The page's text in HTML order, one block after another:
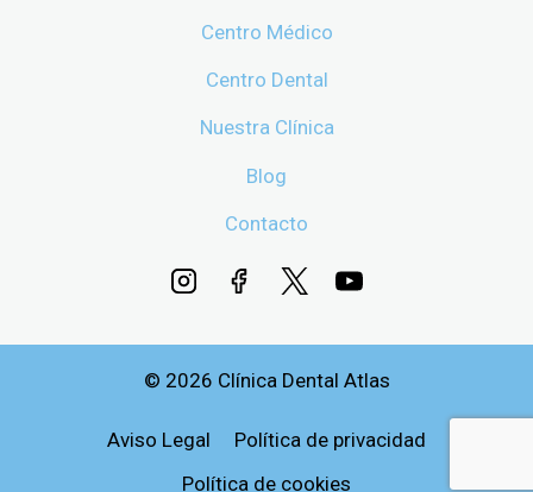
Centro Médico
Centro Dental
Nuestra Clínica
Blog
Contacto
© 2026 Clínica Dental Atlas
Aviso Legal
Política de privacidad
Política de cookies